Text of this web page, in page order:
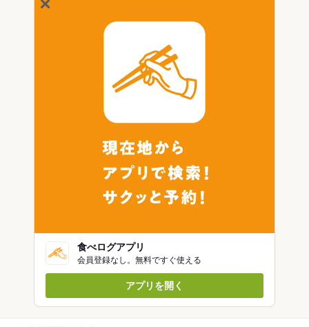
食べログアプリ
会員登録なし。無料ですぐ使える
アプリを開く